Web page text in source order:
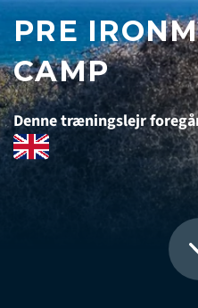
PRE
CAMP
Denne træningslejr